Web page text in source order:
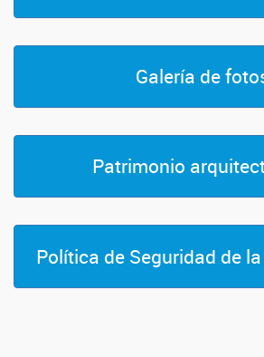
Galería de
Patrimonio
Política de Seguridad de